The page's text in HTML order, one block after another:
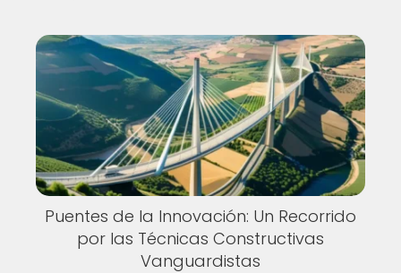
Puentes de la Innovación: Un Recorrido
por las Técnicas Constructivas
Vanguardistas